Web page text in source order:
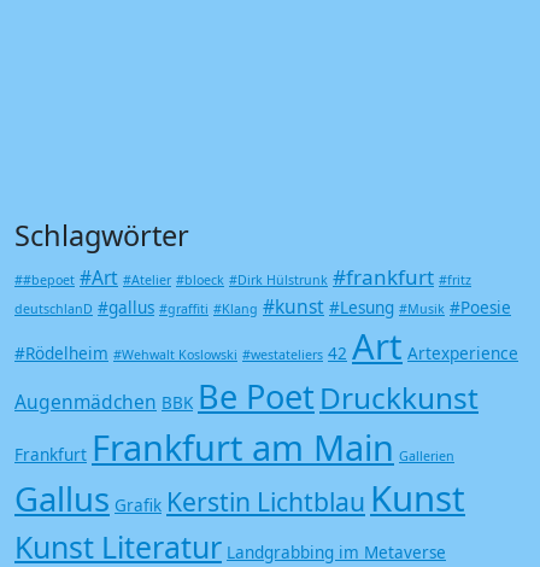
Schlagwörter
##bepoet #Art #Atelier #bloeck #Dirk Hülstrunk #frankfurt #fritz
deutschlanD #gallus #graffiti #Klang #kunst #Lesung #Musik #Poesie
#Rödelheim #Wehwalt Koslowski #westateliers 42 Art Artexperience
Augenmädchen BBK Be Poet Druckkunst
Frankfurt Frankfurt am Main Gallerien
Gallus Grafik Kerstin Lichtblau Kunst
Kunst Literatur Landgrabbing im Metaverse